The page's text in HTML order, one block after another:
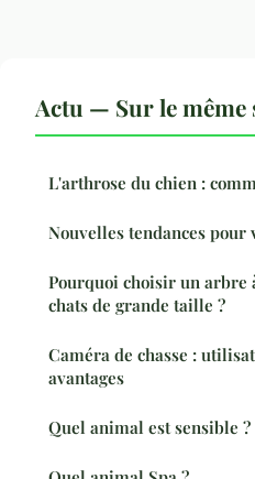
Actu — Sur le même
L'arthrose du chien :
Nouvelles tendances pour
Pourquoi choisir un arbre
chats de grande taille ?
Caméra de chasse :
avantages
Quel animal est sensible ?